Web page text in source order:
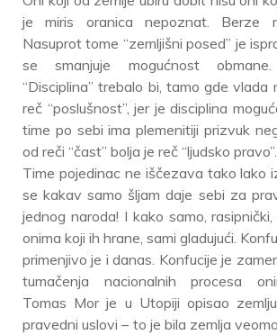
je miris oranica nepoznat. Berze
Nasuprot tome “zemljišni posed” je
se smanjuje mogućnost
“Disciplina” trebalo bi, tamo gde vlada
reč “poslušnost”, jer je disciplina
time po sebi ima plemenitiji prizvuk
od reči “čast” bolja je reč “ljudsko pravo”.
Time pojedinac ne iščezava tako lako
se kakav samo šljam daje sebi za
jednog naroda! I kako samo,
onima koji ih hrane, sami gladujući.
primenjivo je i danas. Konfucije je
tumačenja nacionalnih procesa
Tomas Mor je u Utopiji opisao
pravedni uslovi – to je bila zemlja